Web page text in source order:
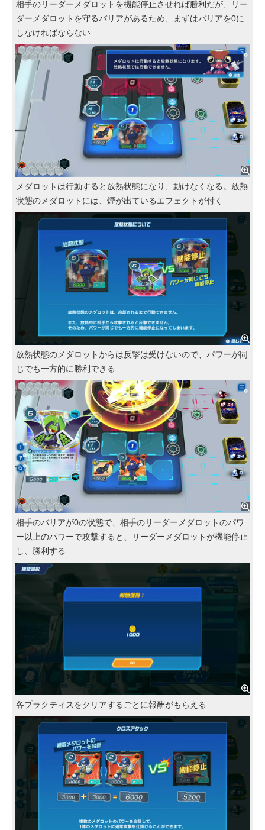
相手のリーダーメダロットを機能停止させれば勝利だが、リー
ダーメダロットを守るバリアがあるため、まずはバリアを0に
しなければならない
メダロットは行動すると放熱状態になり、動けなくなる。放熱
状態のメダロットには、煙が出ているエフェクトが付く
放熱状態のメダロットからは反撃は受けないので、パワーが同
じでも一方的に勝利できる
相手のバリアが0の状態で、相手のリーダーメダロットのパワ
ー以上のパワーで攻撃すると、リーダーメダロットが機能停止
し、勝利する
各プラクティスをクリアするごとに報酬がもらえる